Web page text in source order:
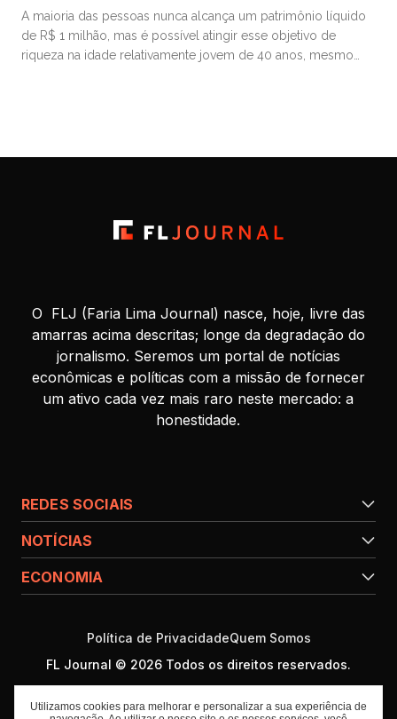
A maioria das pessoas nunca alcança um patrimônio líquido
de R$ 1 milhão, mas é possível atingir esse objetivo de
riqueza na idade relativamente jovem de 40 anos, mesmo
O FLJ (Faria Lima Journal) nasce, hoje, livre das
amarras acima descritas; longe da degradação do
jornalismo. Seremos um portal de notícias
econômicas e políticas com a missão de fornecer
um ativo cada vez mais raro neste mercado: a
honestidade.
REDES SOCIAIS
NOTÍCIAS
ECONOMIA
FL Journal © 2026 Todos os direitos reservados.
Política de PrivacidadeQuem Somos
Utilizamos cookies para melhorar e personalizar a sua experiência de